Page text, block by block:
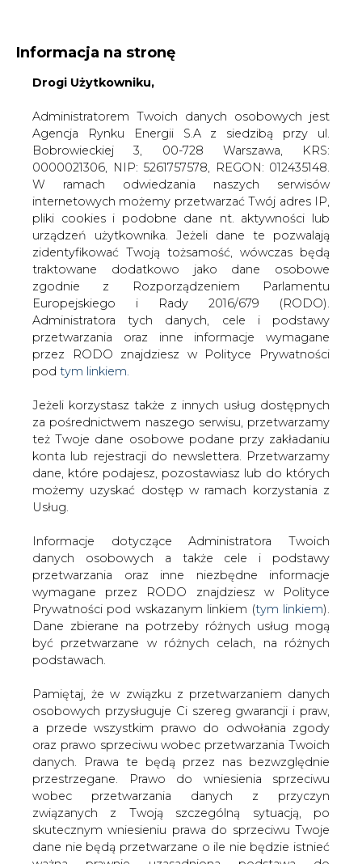
WYDAWCA PORTALU:
ZALOGUJ SIĘ
WŁĄCZ CIRE.TV
Drogi Użytkowniku,
Administratorem Twoich danych osobowych jest
Agencja Rynku Energii S.A z siedzibą przy ul.
Bobrowieckiej 3, 00-728 Warszawa, KRS:
0000021306, NIP: 5261757578, REGON: 012435148.
W ramach odwiedzania naszych serwisów
internetowych możemy przetwarzać Twój adres IP,
pliki cookies i podobne dane nt. aktywności lub
urządzeń użytkownika. Jeżeli dane te pozwalają
zidentyfikować Twoją tożsamość, wówczas będą
traktowane dodatkowo jako dane osobowe
zgodnie z Rozporządzeniem Parlamentu
Europejskiego i Rady 2016/679 (RODO).
Administratora tych danych, cele i podstawy
przetwarzania oraz inne informacje wymagane
przez RODO znajdziesz w Polityce Prywatności
pod tym linkiem.
Jeżeli korzystasz także z innych usług dostępnych
za pośrednictwem naszego serwisu, przetwarzamy
też Twoje dane osobowe podane przy zakładaniu
konta lub rejestracji do newslettera. Przetwarzamy
dane, które podajesz, pozostawiasz lub do których
możemy uzyskać dostęp w ramach korzystania z
Usług.
Informacje dotyczące Administratora Twoich
danych osobowych a także cele i podstawy
przetwarzania oraz inne niezbędne informacje
wymagane przez RODO znajdziesz w Polityce
Prywatności pod wskazanym linkiem (tym linkiem).
Dane zbierane na potrzeby różnych usług mogą
być przetwarzane w różnych celach, na różnych
podstawach.
Pamiętaj, że w związku z przetwarzaniem danych
osobowych przysługuje Ci szereg gwarancji i praw,
a przede wszystkim prawo do odwołania zgody
oraz prawo sprzeciwu wobec przetwarzania Twoich
danych. Prawa te będą przez nas bezwzględnie
przestrzegane. Prawo do wniesienia sprzeciwu
wobec przetwarzania danych z przyczyn
związanych z Twoją szczególną sytuacją, po
skutecznym wniesieniu prawa do sprzeciwu Twoje
dane nie będą przetwarzane o ile nie będzie istnieć
ważna prawnie uzasadniona podstawa do
przetwarzania, nadrzędna wobec Twoich interesów,
Strona główna / RYNEK GAZU / Narada ws.
zmniejszenia dostaw gazu
2006-10-09 00:00
drukuj
Narada ws. zmniejszenia dostaw
gazu
Minister gospodarki Piotr Woźniak
zapowiedział, że w poniedziałek
odbędzie się narada w sprawie
zmniejszenia w ostatnich dniach
dostaw gazu do Polski przez punkt w
Drozdowiczach. Według niego, nie ma
jednak zagrożenia dla odbiorców, gdyż
są pełne magazyny tego paliwa.